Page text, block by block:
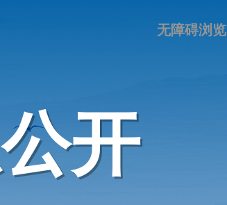
无障碍浏览
开